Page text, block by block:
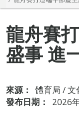
龍舟賽
盛事 進
來源：
體育局 / 文
發布日期：
2026